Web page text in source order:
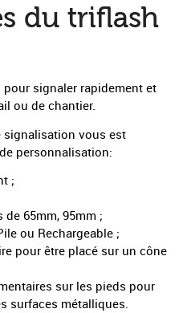
du triflash
signaler rapidement et
ou de chantier.
signalisation vous est
personnalisation:
;
65mm, 95mm ;
ou Rechargeable ;
pour être placé sur un cône
sur les pieds pour
surfaces métalliques.